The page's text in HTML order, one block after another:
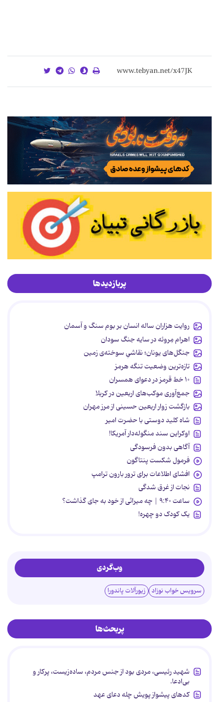
پربازدیدها
روایت هزاران ساله انسان بر بوم سنگ و آسمان
اهرام مِروئه در سایه جنگ سودان
جنگل‌های یونان؛ نقاشیِ سوخته‌ی زمین
تازه‌ترین وضعیت تنگه هرمز
۱۰ خط قرمز در دعوای همسران
جمع‌آوری موکب‌های اربعین در کربلا
بازگشت زوار اربعین حسینی از مرز مهران
شاه کلید دوستی با حضرت امیر
اوکراین سند منگوله‌دار آمریکا!
آگاهی بدون فرسودگی
فرمول شکست پنتاگون
افشای اطلاعات برای ترور بارون ترامپ
نجات از غرق شدگی
ساعت ۹:۴۰ | چه میراثی از خود به جای گذاشت؟
یک کودک دو چهره!
وب‌گردی
سرویس خواب نوزاد زیورآلات پاندورا
پربحث‌ها
شهید رئیسی، مردی بود از جنس مردم، ساده‌زیست، پرکار و
بی‌ادعا.
کدهای پیشواز پویش چله دعای عهد